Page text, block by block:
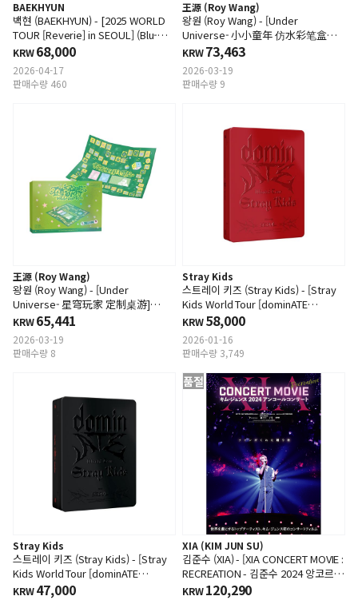
BAEKHYUN
백현 (BAEKHYUN) - [2025 WORLD
TOUR [Reverie] in SEOUL] (Blu-
ray)
KRW68,000
2026-04-17
판매수량 460
王源 (Roy Wang)
왕원 (Roy Wang) - [Under
Universe- 小小童年 仿水彩笔盒样
态] (CD&DVD)
KRW73,463
2026-03-19
판매수량 9
王源 (Roy Wang)
왕원 (Roy Wang) - [Under
Universe- 星穹玩家 定制桌游]
(CD&DVD)
KRW65,441
2026-03-19
판매수량 8
Stray Kids
스트레이 키즈 (Stray Kids) - [Stray
Kids World Tour [dominATE
SEOUL]] (Blu-ray)
KRW58,000
2026-01-16
판매수량 3,749
Stray Kids
스트레이 키즈 (Stray Kids) - [Stray
Kids World Tour [dominATE
SEOUL]] (DVD)
KRW47,000
품절
XIA (KIM JUN SU)
김준수 (XIA) - [XIA CONCERT MOVIE :
RECREATION - 김준수 2024 앙코르
콘서트] (DVD)
KRW120,290